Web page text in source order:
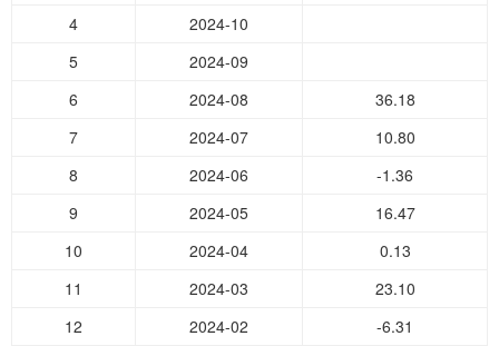
4
2024-10
5
2024-09
6
2024-08
36.18
7
2024-07
10.80
8
2024-06
-1.36
9
2024-05
16.47
10
2024-04
0.13
11
2024-03
23.10
12
2024-02
-6.31